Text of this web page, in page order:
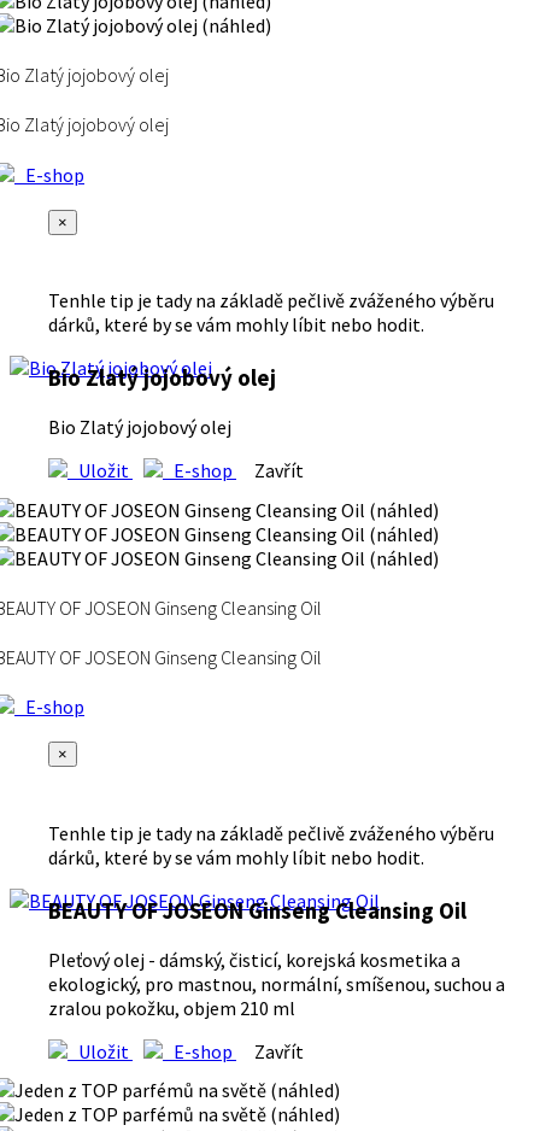
Zlatý jojobový olej
Zlatý jojobový olej
E-shop
×
Tenhle tip je tady na základě pečlivě zváženého výběru
dárků, které by se vám mohly líbit nebo hodit.
Bio Zlatý jojobový olej
Bio Zlatý jojobový olej
Uložit
E-shop Zavřít
OF JOSEON Ginseng Cleansing Oil
OF JOSEON Ginseng Cleansing Oil
E-shop
×
Tenhle tip je tady na základě pečlivě zváženého výběru
dárků, které by se vám mohly líbit nebo hodit.
BEAUTY OF JOSEON Ginseng Cleansing Oil
Pleťový olej - dámský, čisticí, korejská kosmetika a
ekologický, pro mastnou, normální, smíšenou, suchou a
zralou pokožku, objem 210 ml
Uložit
E-shop Zavřít